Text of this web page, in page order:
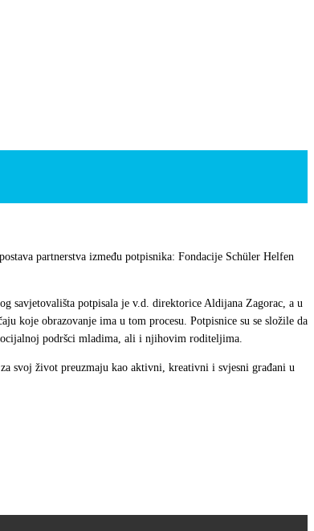
partnerstva između potpisnika: Fondacije Schüler Helfen
savjetovališta potpisala je v.d. direktorice Aldijana Zagorac, a u
koje obrazovanje ima u tom procesu. Potpisnice su se složile da
podršci mladima, ali i njihovim roditeljima.
svoj život preuzmaju kao aktivni, kreativni i svjesni građani u